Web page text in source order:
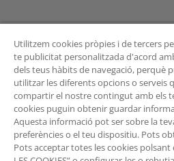
BUTLLETÍ
Vols rebre les novetats de
Subscriu-te al butlletí.
Utilitzem cookies pròpies i de tercers
te publicitat personalitzada d'acord
dels teus hàbits de navegació, perquè
utilitzar les diferents opcions o serveis
compartir el nostre contingut amb els
cookies puguin obtenir guardar
Aquesta informació pot ser sobre la
preferències o el teu dispositiu. Pots
Pots acceptar totes les cookies polsant